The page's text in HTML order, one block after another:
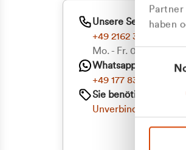
haben
Unsere Service-
+49 2162 3769000
Mo. - Fr. 08.00 - 16:30
Whatsapp
+49 177 8376058
Sie benötigen ein
Unverbindliche